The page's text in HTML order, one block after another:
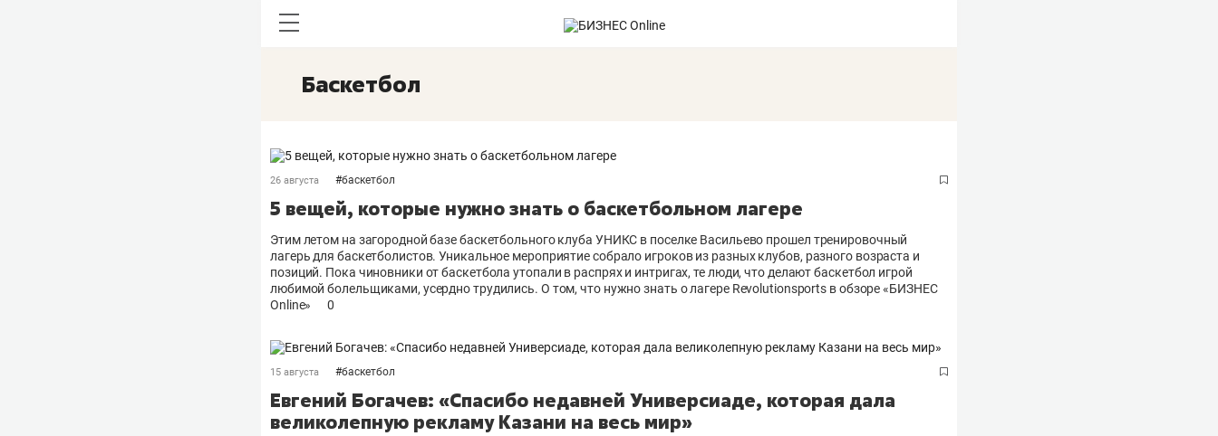
Баскетбол
26 августа #баскетбол
5 вещей, которые нужно знать о баскетбольном лагере
Этим летом на загородной базе баскетбольного клуба УНИКС в поселке Васильево прошел тренировочный
лагерь для баскетболистов. Уникальное мероприятие собрало игроков из разных клубов, разного возраста и
позиций. Пока чиновники от баскетбола утопали в распрях и интригах, те люди, что делают баскетбол игрой
любимой болельщиками, усердно трудились. О том, что нужно знать о лагере Revolutionsports в обзоре «БИЗНЕС
Оnline»
0
15 августа #баскетбол
Евгений Богачев: «Спасибо недавней Универсиаде, которая дала
великолепную рекламу Казани на весь мир»